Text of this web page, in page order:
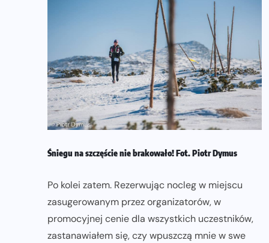
Śniegu na szczęście nie brakowało! Fot. Piotr Dymus
Po kolei zatem. Rezerwując nocleg w miejscu
zasugerowanym przez organizatorów, w
promocyjnej cenie dla wszystkich uczestników,
zastanawiałem się, czy wpuszczą mnie w swe